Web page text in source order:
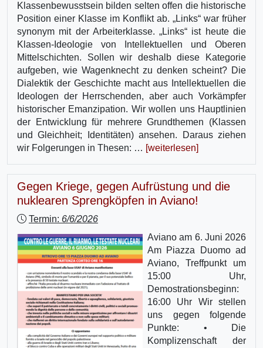
Klassenbewusstsein bilden selten offen die historische
Position einer Klasse im Konflikt ab. „Links“ war früher
synonym mit der Arbeiterklasse. „Links“ ist heute die
Klassen-Ideologie von Intellektuellen und Oberen
Mittelschichten. Sollen wir deshalb diese Kategorie
aufgeben, wie Wagenknecht zu denken scheint? Die
Dialektik der Geschichte macht aus Intellektuellen die
Ideologen der Herrschenden, aber auch Vorkämpfer
historischer Emanzipation. Wir wollen uns Hauptlinien
der Entwicklung für mehrere Grundthemen (Klassen
und Gleichheit; Identitäten) ansehen. Daraus ziehen
wir Folgerungen in Thesen: … [weiterlesen]
Gegen Kriege, gegen Aufrüstung und die
nuklearen Sprengköpfen in Aviano!
Termin: 6/6/2026
Aviano am 6. Juni 2026
Am Piazza Duomo ad
Aviano, Treffpunkt um
15:00 Uhr,
Demostrationsbeginn:
16:00 Uhr Wir stellen
uns gegen folgende
Punkte: • Die
Komplizenschaft der